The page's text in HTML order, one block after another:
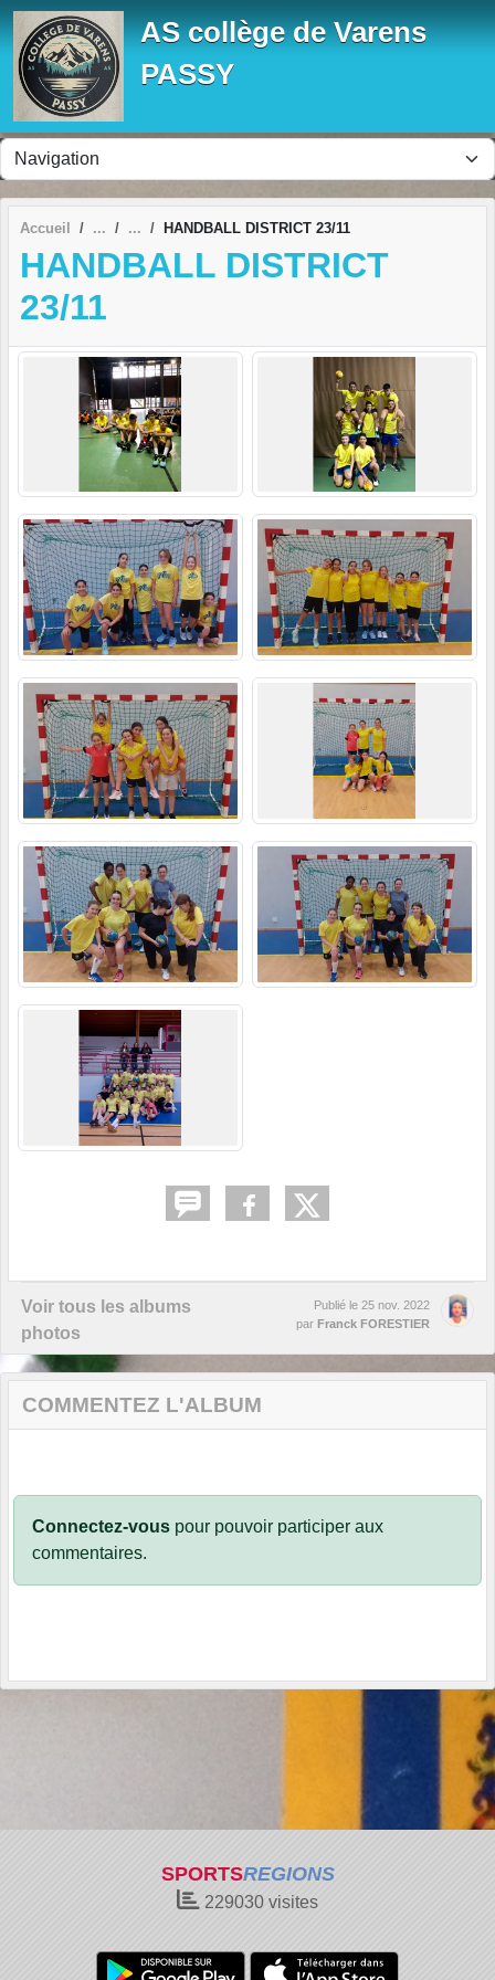
AS collège de Varens
PASSY
Accueil HANDBALL DISTRICT 23/11
HANDBALL DISTRICT
23/11
Voir tous les albums
photos
Publié le 25 nov. 2022
par Franck FORESTIER
COMMENTEZ L'ALBUM
Connectez-vous pour pouvoir participer aux
commentaires.
SPORTSREGIONS
229030 visites
Panneau de gestion des cookies